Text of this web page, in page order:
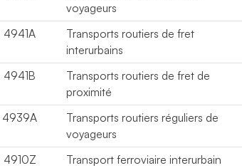
voyageurs
4941A
Transports routiers de fret
interurbains
4941B
Transports routiers de fret de
proximité
4939A
Transports routiers réguliers de
voyageurs
4910Z
Transport ferroviaire interurbain